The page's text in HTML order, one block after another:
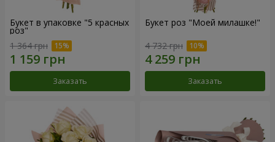
Букет в упаковке "5 красных
роз"
1 364 грн
Заказать
Букет роз "Моей милашке!"
4 732 грн
Заказать